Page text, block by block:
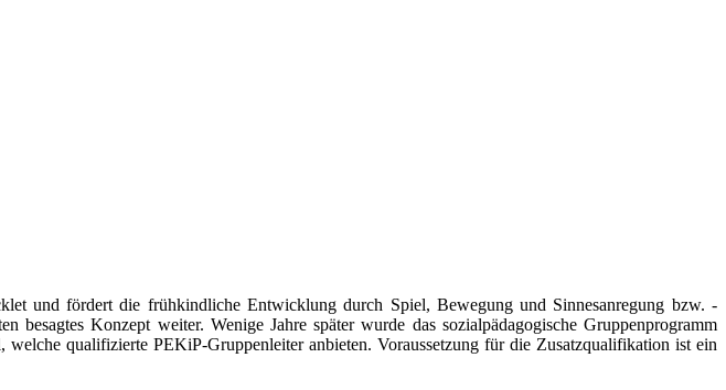
und fördert die frühkindliche Entwicklung durch Spiel, Bewegung und Sinnesanregung bzw. -
Konzept weiter. Wenige Jahre später wurde das sozialpädagogische Gruppenprogramm
qualifizierte PEKiP-Gruppenleiter anbieten. Voraussetzung für die Zusatzqualifikation ist ein